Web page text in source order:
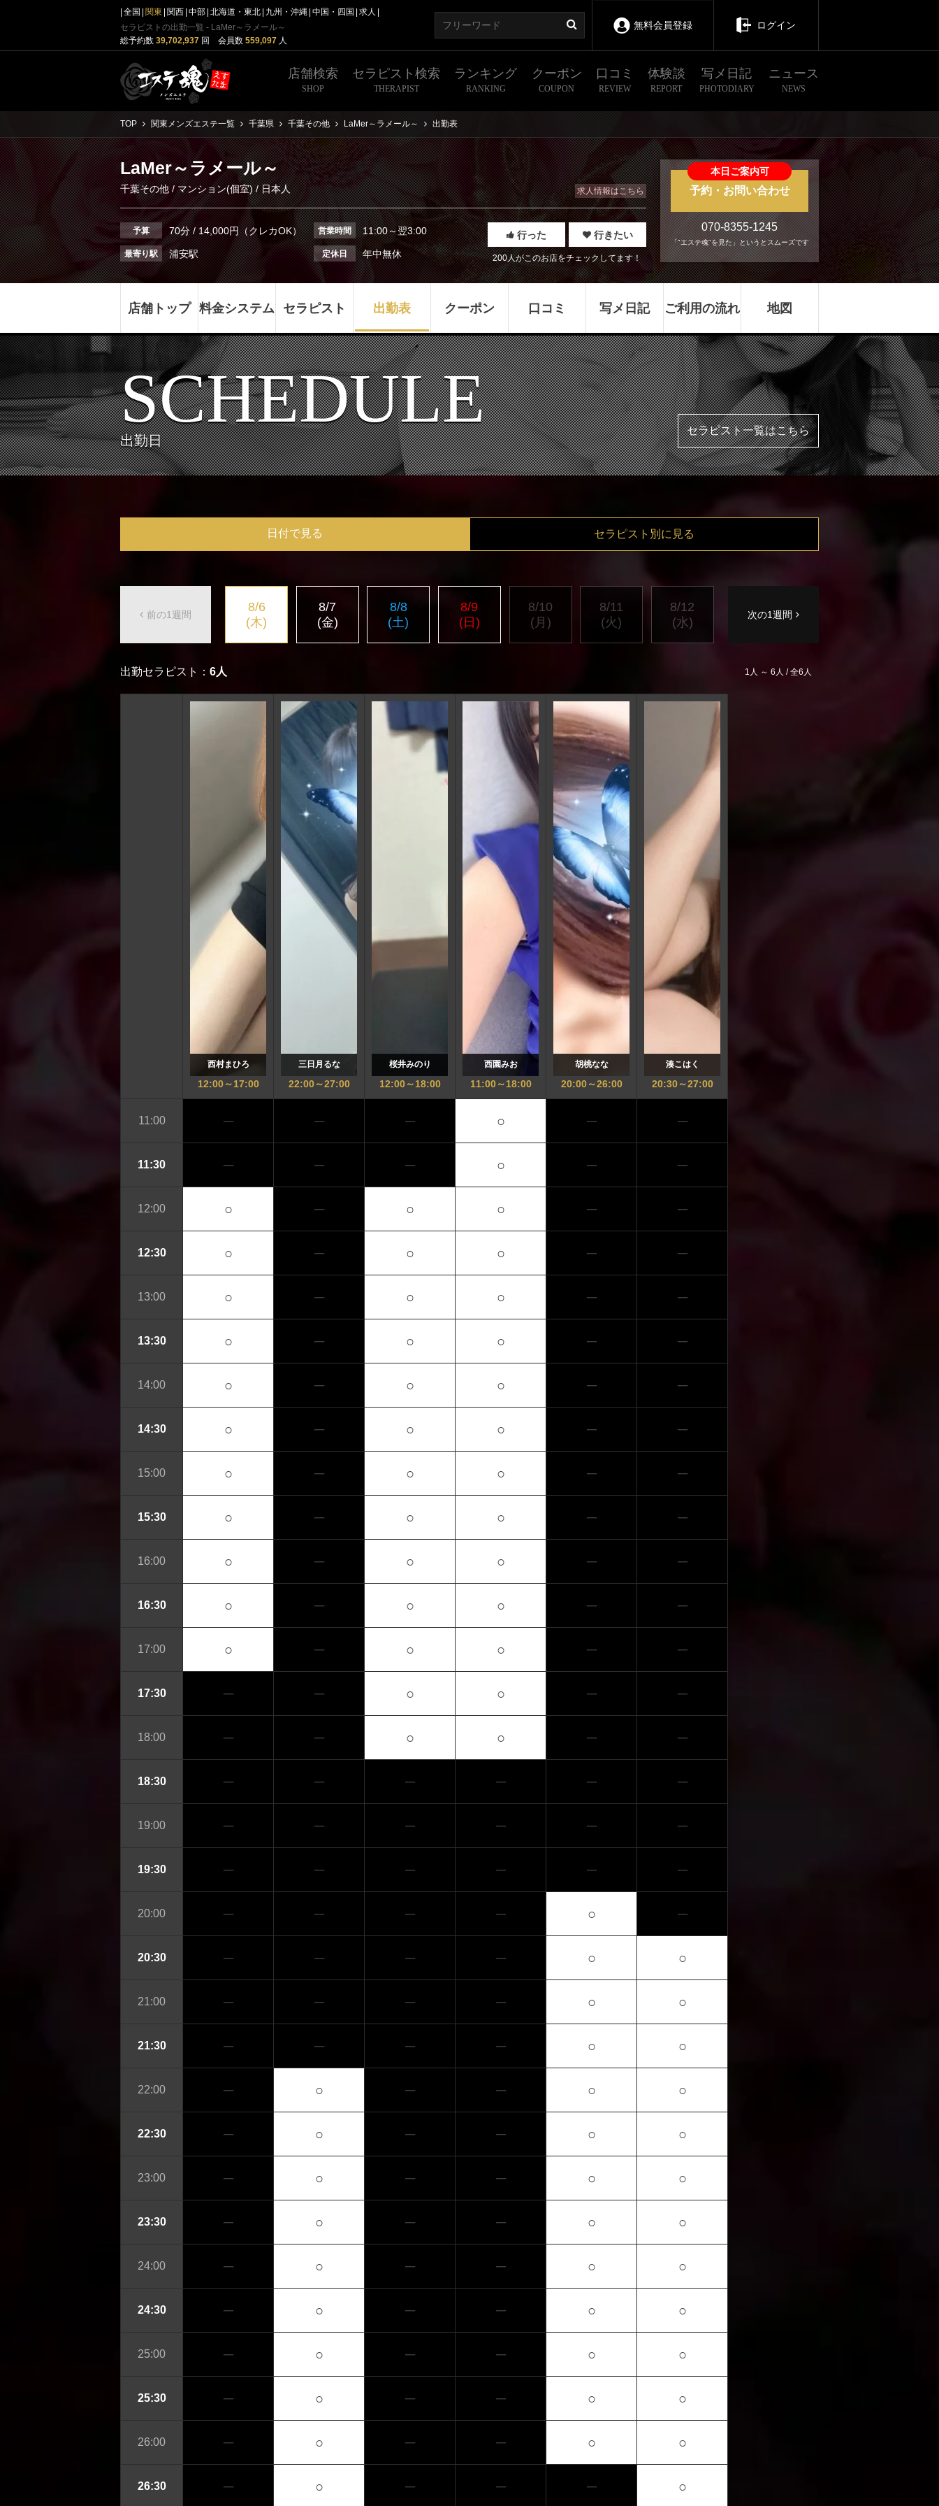
全国 関東 関西 中部 北海道・東北 九州・沖縄 中国・四国
求人
セラピストの出勤一覧 - LaMer～ラメール～
総予約数 39,702,937 回 会員数 559,097 人
無料会員登録 ログイン
店舗検索
SHOP
セラピスト検索
THERAPIST
ランキング
RANKING
クーポン
COUPON
口コミ
REVIEW
体験談
REPORT
写メ日記
PHOTODIARY
ニュース
NEWS
TOP 関東メンズエステ一覧 千葉県 千葉その他 LaMer～ラメール～ 出勤表
LaMer～ラメール～
千葉その他/マンション(個室)/ 日本人
予算 70分 / 14,000円（クレカOK） 営業時間 11:00～翌3:00
最寄り駅 浦安駅 定休日 年中無休
行った 行きたい
200人がこのお店をチェックしてます！
求人情報はこちら
本日ご案内可
予約・お問い合わせ
070-8355-1245
「"エステ魂"を見た」というとスムーズです
店舗トップ 料金システム セラピスト 出勤表 クーポン 口コミ 写メ日記 ご利用の流れ 地図
SCHEDULE
出勤日
セラピスト一覧はこちら
日付で見る セラピスト別に見る
前の1週間
8/6
(木)
8/7
(金)
8/8
(土)
8/9
(日)
8/10
(月)
8/11
(火)
8/12
(水)
次の1週間
出勤セラピスト： 6人 1人 ～ 6人 / 全6人
西村まひろ
12:00～17:00
三日月るな
22:00～27:00
桜井みのり
12:00～18:00
西園みお
11:00～18:00
胡桃なな
20:00～26:00
湊こはく
20:30～27:00
11:00 ─ ─ ─ ○ ─ ─
11:30 ─ ─ ─ ○ ─ ─
12:00 ○ ─ ○ ○ ─ ─
12:30 ○ ─ ○ ○ ─ ─
13:00 ○ ─ ○ ○ ─ ─
13:30 ○ ─ ○ ○ ─ ─
14:00 ○ ─ ○ ○ ─ ─
14:30 ○ ─ ○ ○ ─ ─
15:00 ○ ─ ○ ○ ─ ─
15:30 ○ ─ ○ ○ ─ ─
16:00 ○ ─ ○ ○ ─ ─
16:30 ○ ─ ○ ○ ─ ─
17:00 ○ ─ ○ ○ ─ ─
17:30 ─ ─ ○ ○ ─ ─
18:00 ─ ─ ○ ○ ─ ─
18:30 ─ ─ ─ ─ ─ ─
19:00 ─ ─ ─ ─ ─ ─
19:30 ─ ─ ─ ─ ─ ─
20:00 ─ ─ ─ ─ ○ ─
20:30 ─ ─ ─ ─ ○ ○
21:00 ─ ─ ─ ─ ○ ○
21:30 ─ ─ ─ ─ ○ ○
22:00 ─ ○ ─ ─ ○ ○
22:30 ─ ○ ─ ─ ○ ○
23:00 ─ ○ ─ ─ ○ ○
23:30 ─ ○ ─ ─ ○ ○
24:00 ─ ○ ─ ─ ○ ○
24:30 ─ ○ ─ ─ ○ ○
25:00 ─ ○ ─ ─ ○ ○
25:30 ─ ○ ─ ─ ○ ○
26:00 ─ ○ ─ ─ ○ ○
26:30 ─ ○ ─ ─ ─ ○